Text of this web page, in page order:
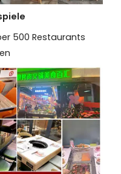
500 Restaurants